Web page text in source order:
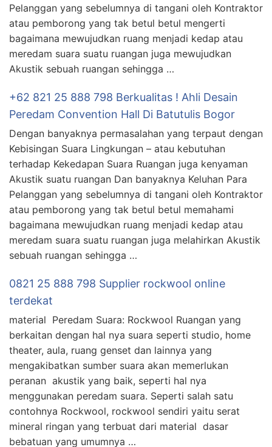
Pelanggan yang sebelumnya di tangani oleh Kontraktor
atau pemborong yang tak betul betul mengerti
bagaimana mewujudkan ruang menjadi kedap atau
meredam suara suatu ruangan juga mewujudkan
Akustik sebuah ruangan sehingga …
+62 821 25 888 798 Berkualitas ! Ahli Desain
Peredam Convention Hall Di Batutulis Bogor
Dengan banyaknya permasalahan yang terpaut dengan
Kebisingan Suara Lingkungan – atau kebutuhan
terhadap Kekedapan Suara Ruangan juga kenyaman
Akustik suatu ruangan Dan banyaknya Keluhan Para
Pelanggan yang sebelumnya di tangani oleh Kontraktor
atau pemborong yang tak betul betul memahami
bagaimana mewujudkan ruang menjadi kedap atau
meredam suara suatu ruangan juga melahirkan Akustik
sebuah ruangan sehingga …
0821 25 888 798 Supplier rockwool online
terdekat
material Peredam Suara: Rockwool Ruangan yang
berkaitan dengan hal nya suara seperti studio, home
theater, aula, ruang genset dan lainnya yang
mengakibatkan sumber suara akan memerlukan
peranan akustik yang baik, seperti hal nya
menggunakan peredam suara. Seperti salah satu
contohnya Rockwool, rockwool sendiri yaitu serat
mineral ringan yang terbuat dari material dasar
bebatuan yang umumnya …